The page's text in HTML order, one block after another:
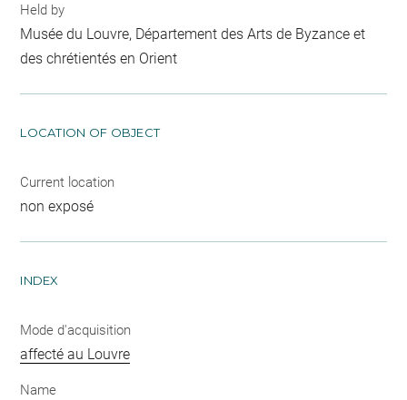
Held by
Musée du Louvre, Département des Arts de Byzance et
des chrétientés en Orient
LOCATION OF OBJECT
Current location
non exposé
INDEX
Mode d'acquisition
affecté au Louvre
Name